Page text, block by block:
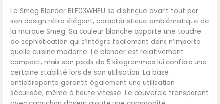
Smoothie, Glace pilée et
Nettoyage Automatique
SÉCURITÉ MAXIMALE: Le
blender est équipé d'un
système de protection en
cas de surchage du
moteur et d'un verrouillage
moteur de sécurité
UTILISATION PRATIQUE: Le
bec verseur, la poignée
Le Smeg Blender BLF03WHEU se distingue avant tout par
son design rétro élégant, caractéristique emblématique de
la marque Smeg. Sa couleur blanche apporte une touche
de sophistication qui s’intègre facilement dans n’importe
quelle cuisine moderne. Le blender est relativement
compact, mais son poids de 5 kilogrammes lui confère une
certaine stabilité lors de son utilisation. La base
antidérapante garantit également une utilisation
sécurisée, même à haute vitesse. Le couvercle transparent